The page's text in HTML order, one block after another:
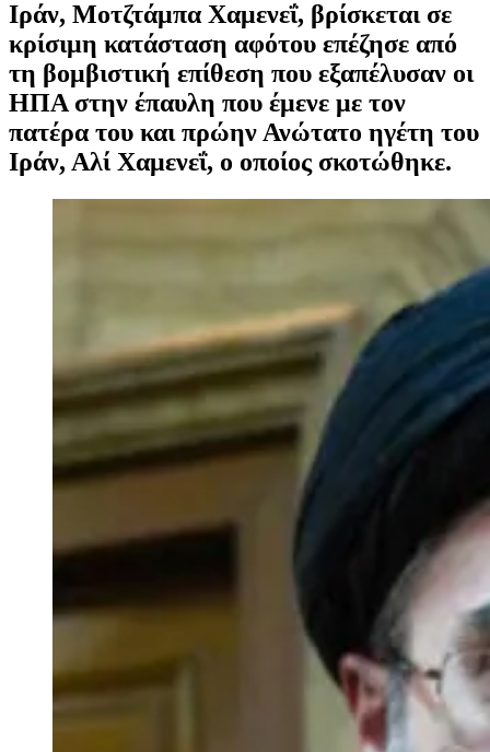
Ιράν, Μοτζτάμπα Χαμενεΐ, βρίσκεται σε
κρίσιμη κατάσταση αφότου επέζησε από
τη βομβιστική επίθεση που εξαπέλυσαν οι
ΗΠΑ στην έπαυλη που έμενε με τον
πατέρα του και πρώην Ανώτατο ηγέτη του
Ιράν, Αλί Χαμενεΐ, ο οποίος σκοτώθηκε.